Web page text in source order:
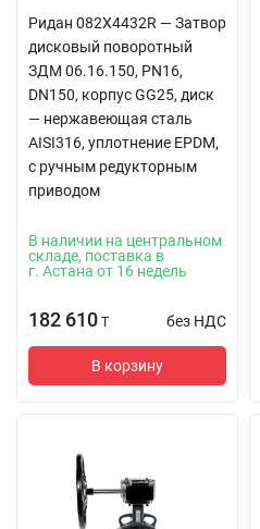
Ридан 082X4432R — Затвор
дисковый поворотный
ЗДМ 06.16.150, PN16,
DN150, корпус GG25, диск
— нержавеющая сталь
AISI316, уплотнение EPDM,
с ручным редукторным
приводом
В наличии на центральном
складе, поставка в
г. Астана от 16 недель
182 610 T без НДС
В корзину